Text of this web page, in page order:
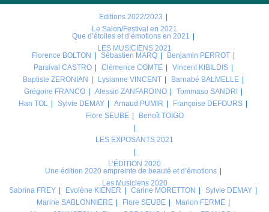
Editions 2022/2023
Le Salon/Festival en 2021
Que d’étoiles et d’émotions en 2021
LES MUSICIENS 2021
Florence BOLTON
Sébastien MARQ
Benjamin PERROT
Parsival CASTRO
Clémence COMTE
Vincent KIBILDIS
Baptiste ZERONIAN
Lysianne VINCENT
Barnabé BALMELLE
Grégoire FRANCO
Alessio ZANFARDINO
Tommaso SANDRI
Han TOL
Sylvie DEMAY Arnaud PUMIR
Françoise DEFOURS
Flore SEUBE
Benoît TOIGO
LES EXPOSANTS 2021
L’ÉDITION 2020
Une édition 2020 empreinte de beauté et d’émotions
Les Musiciens 2020
Sabrina FREY
Evolène KIENER Carine MORETTON
Sylvie DEMAY
Marine SABLONNIERE
Flore SEUBE
Marion FERME